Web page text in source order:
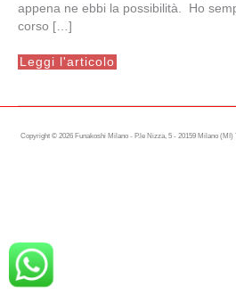
appena ne ebbi la possibilità. Ho
corso […]
Semina
un
destino
Leggi l'articolo
Copyright © 2026 Funakoshi Milano - P.le Nizza, 5 - 20159 Milano (MI)